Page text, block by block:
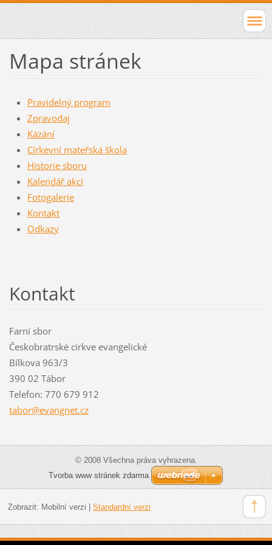
Mapa stránek
Pravidelný program
Zpravodaj
Kázání
Církevní mateřská škola
Historie sboru
Kalendář akcí
Fotogalerie
Kontakt
Odkazy
Kontakt
Farní sbor
Českobratrské církve evangelické
Bílkova 963/3
390 02 Tábor
Telefon: 770 679 912
tabor@evangnet.cz
© 2008 Všechna práva vyhrazena.
Tvorba www stránek zdarma
Zobrazit: Mobilní verzi Standardní verzi